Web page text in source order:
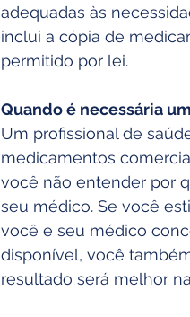
adequadas às
inclui a cópia de
permitido por lei.
Quando é necessária
Um profissional de
medicamentos
você não entender por
seu médico. Se você
você e seu médico
disponível, você
resultado será melhor